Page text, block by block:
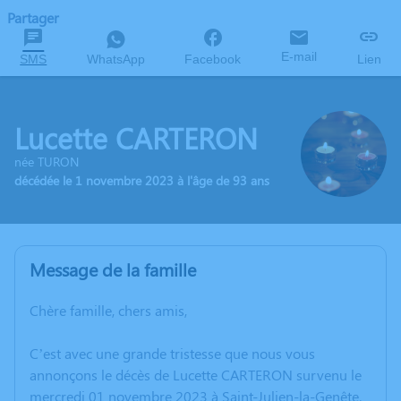
Partager
SMS WhatsApp Facebook E-mail Lien
Lucette CARTERON
née TURON
décédée le 1 novembre 2023 à l'âge de 93 ans
Message de la famille
Chère famille, chers amis,
C’est avec une grande tristesse que nous vous
annonçons le décès de Lucette CARTERON survenu le
mercredi 01 novembre 2023 à Saint-Julien-la-Genête.